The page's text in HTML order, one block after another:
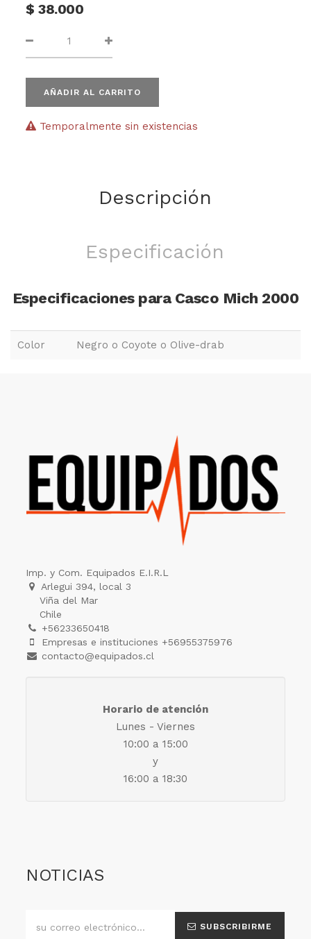
$38.000
AÑADIR AL CARRITO
Temporalmente sin existencias
Descripción
Especificación
Especificaciones para Casco Mich 2000
Color Negro o Coyote o Olive-drab
Imp. y Com. Equipados E.I.R.L
Arlegui 394, local 3
Viña del Mar
Chile
+56233650418
Empresas e instituciones +56955375976
contacto@equipados.cl
Horario de atención
Lunes - Viernes
10:00 a 15:00
y
16:00 a 18:30
NOTICIAS
SUBSCRIBIRME